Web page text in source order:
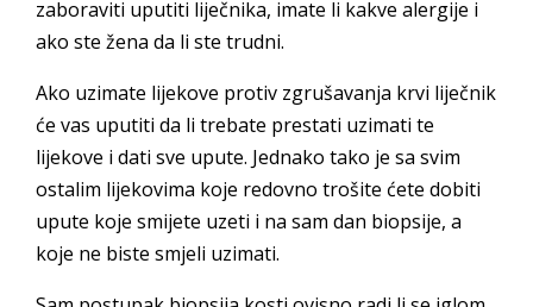
zaboraviti uputiti liječnika, imate li kakve alergije i
ako ste žena da li ste trudni.
Ako uzimate lijekove protiv zgrušavanja krvi liječnik
će vas uputiti da li trebate prestati uzimati te
lijekove i dati sve upute. Jednako tako je sa svim
ostalim lijekovima koje redovno trošite ćete dobiti
upute koje smijete uzeti i na sam dan biopsije, a
koje ne biste smjeli uzimati.